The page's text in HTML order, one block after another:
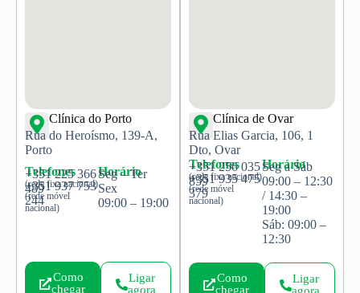
Clínica do Porto
Rua do Heroísmo, 139-A,
Porto
Telefones
+351 225 366
489
(rede fixa nacional)
+351 937 753
244
(rede móvel
nacional)
Horário
Seg – Ter
Sex
09:00 – 19:00
Como
chegar
Ligar
agora
Clínica de Ovar
Rua Elias Garcia, 106, 1
Dto, Ovar
Telefones
+351 256 035
859
(rede fixa nacional)
+351 935 475
379
(rede móvel
nacional)
Horário
Seg a Sáb
09:00 – 12:30
/ 14:30 –
19:00
Sáb: 09:00 –
12:30
Como
chegar
Ligar